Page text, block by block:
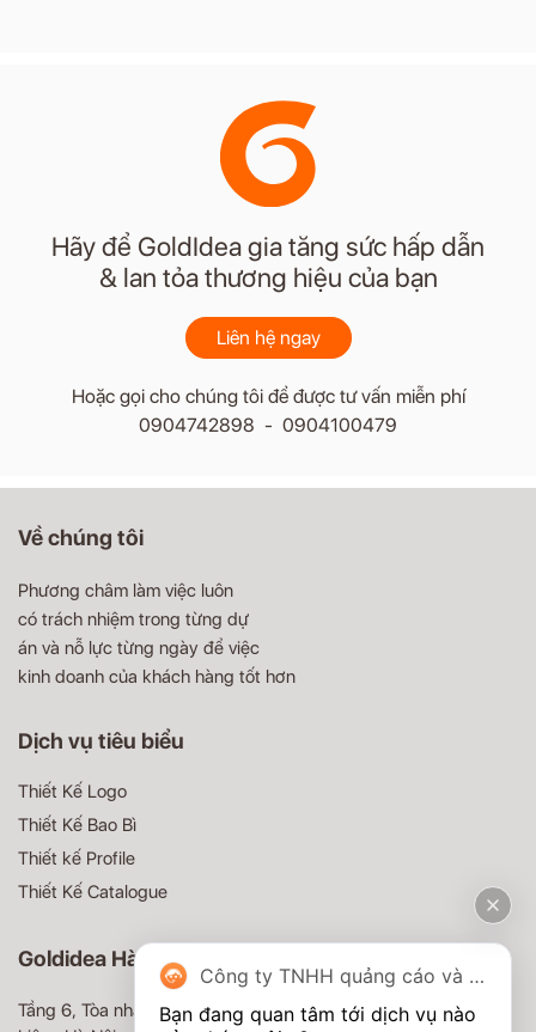
Hãy để GoldIdea gia tăng sức hấp dẫn
& lan tỏa thương hiệu của bạn
Liên hệ ngay
Hoặc gọi cho chúng tôi để được tư vấn miễn phí
0904742898 - 0904100479
Về chúng tôi
Phương châm làm việc luôn
có trách nhiệm trong từng dự
án và nỗ lực từng ngày để việc
kinh doanh của khách hàng tốt hơn
Dịch vụ tiêu biểu
Thiết Kế Logo
Thiết Kế Bao Bì
Thiết kế Profile
Thiết Kế Catalogue
Goldidea Hà Nội
Tầng 6, Tòa nhà MD Complex, 68 Nguyễn Cơ Thạch, Nam Từ
Công ty TNHH quảng cáo và truyền thông Goldidea
Bạn đang quan tâm tới dịch vụ nào